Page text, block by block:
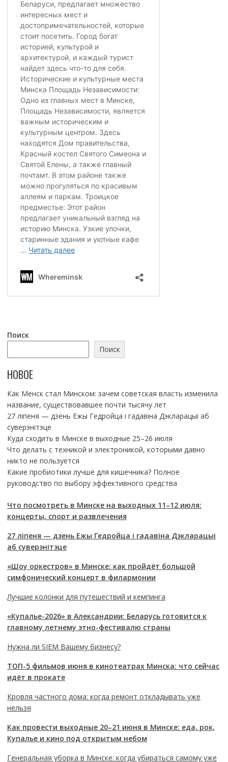
Поиск
Поиск
НОВОЕ
Как Менск стал Минском: зачем советская власть изменила
название, существовавшее почти тысячу лет
27 ліпеня — дзень Ежы Гедройца і гадавіна Дэкларацыі аб
суверэнітэце
Куда сходить в Минске в выходные 25–26 июля
Что делать с техникой и электроникой, которыми давно
никто не пользуется
Какие пробиотики лучше для кишечника? Полное
руководство по выбору эффективного средства
Что посмотреть в Минске на выходных 11–12 июля:
концерты, спорт и развлечения
27 ліпеня — дзень Ежы Гедройца і гадавіна Дэкларацыі
аб суверэнітэце
«Шоу оркестров» в Минске: как пройдёт большой
симфонический концерт в филармонии
Лучшие колонки для путешествий и кемпинга
«Купалье-2026» в Александрии: Беларусь готовится к
главному летнему этно-фестивалю страны
Нужна ли SIEM Вашему бизнесу?
ТОП-5 фильмов июня в кинотеатрах Минска: что сейчас
идёт в прокате
Кровля частного дома: когда ремонт откладывать уже
нельзя
Как провести выходные 20–21 июня в Минске: еда, рок,
Купалье и кино под открытым небом
Генеральная уборка в Минске: когда убираться самому уже